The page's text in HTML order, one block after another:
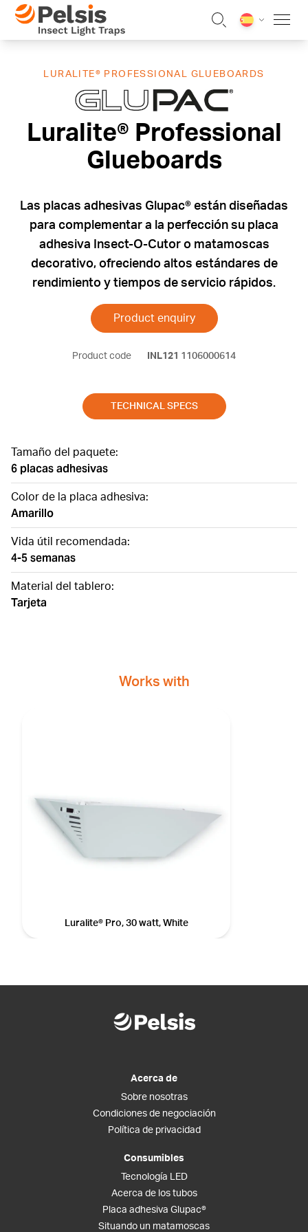
Skip to content
Pelsis Insect Light Traps
LURALITE® PROFESSIONAL GLUEBOARDS
Luralite®
Luralite® Professional
Glueboards
Las placas adhesivas Glupac® están diseñadas
para complementar a la perfección su placa
adhesiva Insect-O-Cutor o matamoscas
decorativo, ofreciendo altos estándares de
rendimiento y tiempos de servicio rápidos.
Product enquiry
Product code INL121 1106000614
TECHNICAL SPECS
Tamaño del paquete:
6 placas adhesivas
Color de la placa adhesiva:
Amarillo
Vida útil recomendada:
4-5 semanas
Material del tablero:
Tarjeta
Works with
Luralite® Pro, 30 watt, White
Acerca de
Sobre nosotras
Condiciones de negociación
Política de privacidad
Consumibles
Tecnología LED
Acerca de los tubos
Placa adhesiva Glupac®
Situando un matamoscas